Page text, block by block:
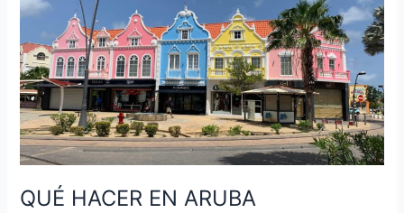
QUÉ HACER EN ARUBA
HACER
ARUBA